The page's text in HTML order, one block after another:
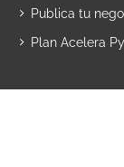
Publica tu
Plan Acelera